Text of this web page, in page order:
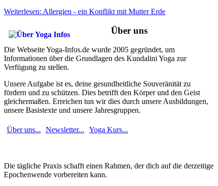
Weiterlesen: Allergien - ein Konflikt mit Mutter Erde
Über uns
Die Webseite Yoga-Infos.de wurde 2005 gegründet, um
Informationen über die Grundlagen des Kundalini Yoga zur
Verfügung zu stellen.
Unsere Aufgabe ist es, deine gesundheitliche Souveränität zu
fördern und zu schützen. Dies betrifft den Körper und den Geist
gleichermaßen. Erreichen tun wir dies durch unsere Ausbildungen,
unsere Basistexte und unsere Jahresgruppen.
Über uns... Newsletter... Yoga Kurs...
Die tägliche Praxis schafft einen Rahmen, der dich auf die derzeitige
Epochenwende vorbereiten kann.